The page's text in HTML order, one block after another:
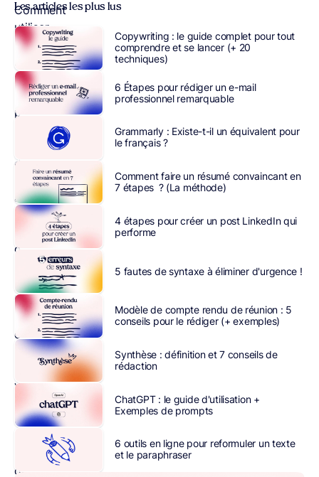
Comment
utiliser
le
marketing
par
email
pour
croissance
de
son
activité,
sans
atterrir
dans
spams.
La
liste
email
est
véritable
trésor
de
entreprise
qui
Les articles les plus lus
Copywriting : le guide complet pour tout
comprendre et se lancer (+ 20
techniques)
6 Étapes pour rédiger un e-mail
professionnel remarquable
Grammarly : Existe-t-il un équivalent pour
le français ?
Comment faire un résumé convaincant en
7 étapes ? (La méthode)
4 étapes pour créer un post LinkedIn qui
performe
5 fautes de syntaxe à éliminer d'urgence !
Modèle de compte rendu de réunion : 5
conseils pour le rédiger (+ exemples)
Synthèse : définition et 7 conseils de
rédaction
ChatGPT : le guide d'utilisation +
Exemples de prompts
6 outils en ligne pour reformuler un texte
et le paraphraser